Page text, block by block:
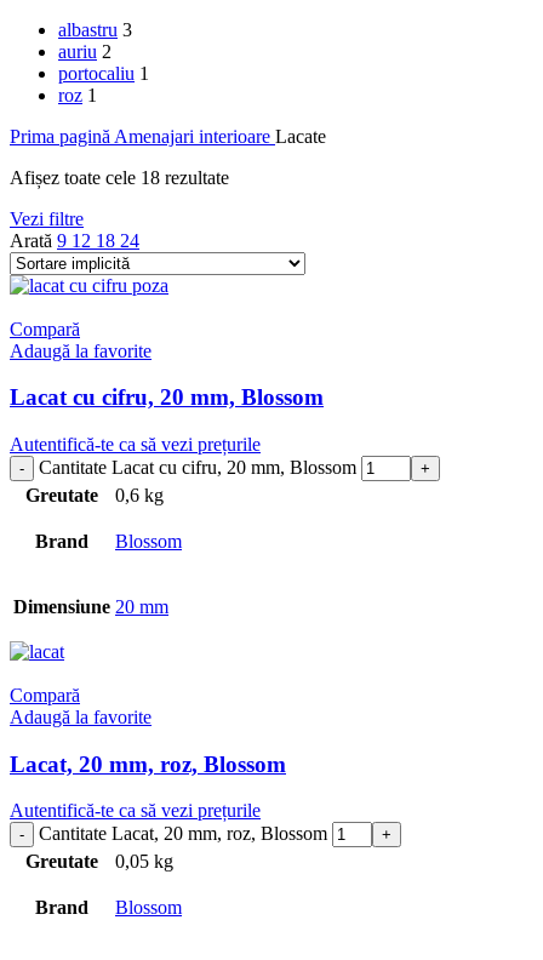
albastru 3
auriu 2
portocaliu 1
roz 1
Prima pagină Amenajari interioare Lacate
Afișez toate cele 18 rezultate
Vezi filtre
Arată 9 12 18 24
Compară
Adaugă la favorite
Lacat cu cifru, 20 mm, Blossom
Autentifică-te ca să vezi prețurile
Cantitate Lacat cu cifru, 20 mm, Blossom
Greutate
0,6 kg
Brand Blossom
Dimensiune 20 mm
Compară
Adaugă la favorite
Lacat, 20 mm, roz, Blossom
Autentifică-te ca să vezi prețurile
Cantitate Lacat, 20 mm, roz, Blossom
Greutate
0,05 kg
Brand Blossom